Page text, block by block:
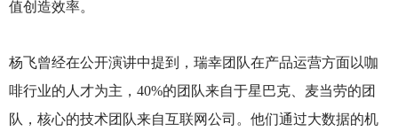
值创造效率。
杨飞曾经在公开演讲中提到，瑞幸团队在产品运营方面以咖
啡行业的人才为主，40%的团队来自于星巴克、麦当劳的团
队，核心的技术团队来自互联网公司。他们通过大数据的机